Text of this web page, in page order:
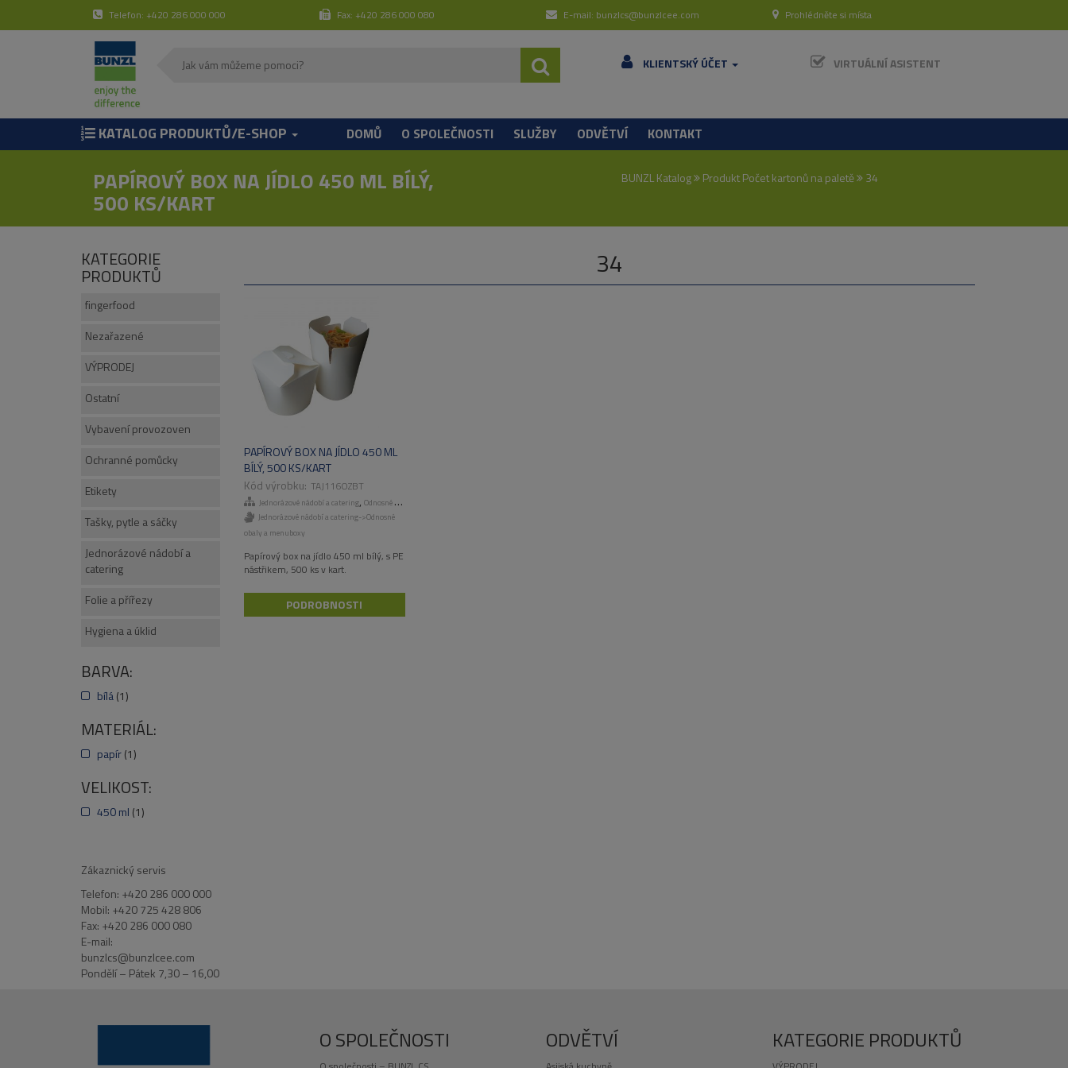
Telefon: +420 286 000 000 Fax: +420 286 000 080 E-mail: bunzlcs@bunzlcee.com Prohlédněte si místa
KLIENTSKÝ ÚČET VIRTUÁLNÍ ASISTENT
KATALOG PRODUKTŮ/E-SHOP DOMŮ O SPOLEČNOSTI SLUŽBY ODVĚTVÍ KONTAKT
PAPÍROVÝ BOX NA JÍDLO 450 ML BÍLÝ,
500 KS/KART
BUNZL Katalog Produkt Počet kartonů na paletě 34
34
PAPÍROVÝ BOX NA JÍDLO 450 ML
BÍLÝ, 500 KS/KART
TAJ116OZBT
Jednorázové nádobí a catering, Odnosné obaly a menuboxy
Jednorázové nádobí a catering->Odnosné
obaly a menuboxy
Papírový box na jídlo 450 ml bílý, s PE
nástřikem, 500 ks v kart.
PODROBNOSTI
KATEGORIE
PRODUKTŮ
fingerfood
Nezařazené
VÝPRODEJ
Ostatní
Vybavení provozoven
Ochranné pomůcky
Etikety
Tašky, pytle a sáčky
Jednorázové nádobí a
catering
Folie a přířezy
Hygiena a úklid
BARVA:
bílá (1)
MATERIÁL:
papír (1)
VELIKOST:
450 ml (1)
Zákaznický servis
Telefon: +420 286 000 000
Mobil: +420 725 428 806
Fax: +420 286 000 080
E-mail:
bunzlcs@bunzlcee.com
Pondělí – Pátek 7,30 – 16,00
O SPOLEČNOSTI ODVĚTVÍ KATEGORIE PRODUKTŮ